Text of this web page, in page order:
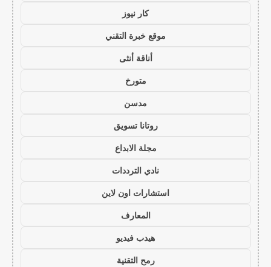
كار نيوز
موقع خبرة التقني
أناقة أنثى
متورخ
مدسن
روتانا تسويق
مجلة الابداع
نادي الترددات
استشارات اون لاين
المعارف
هيدب فيديو
رمح التقنية